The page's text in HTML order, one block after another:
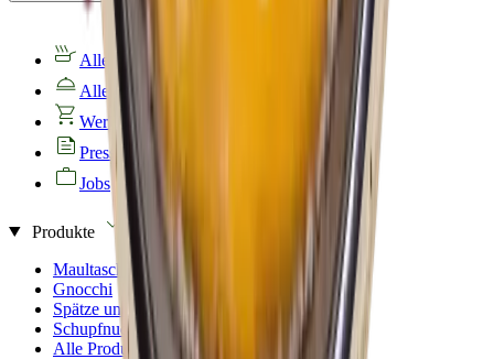
Alle Produkte
Alle Rezepte
Werksverkauf
Presse
Jobs
Produkte
Maultaschen
Gnocchi
Spätze und Knöpfle
Schupfnudeln
Alle Produkte